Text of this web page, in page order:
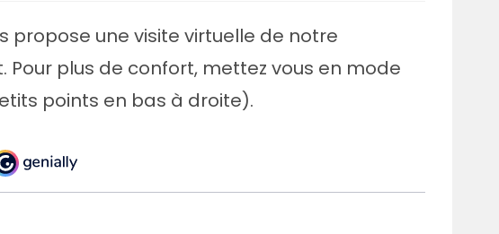
propose une visite virtuelle de notre
Pour plus de confort, mettez vous en mode
points en bas à droite).